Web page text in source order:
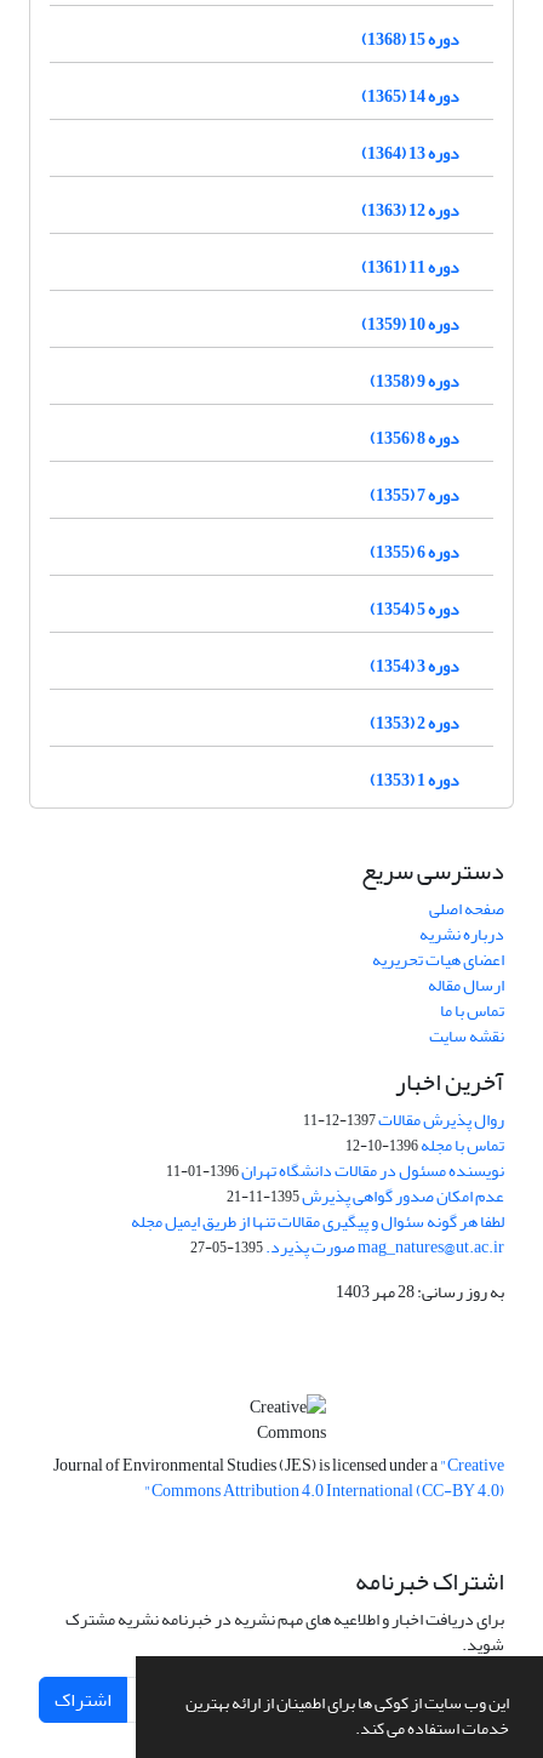
این وب سایت از کوکی ها برای اطمینان از ارائه بهترین
خدمات استفاده می کند.
دوره 15 (1368)
دوره 14 (1365)
دوره 13 (1364)
دوره 12 (1363)
دوره 11 (1361)
دوره 10 (1359)
دوره 9 (1358)
دوره 8 (1356)
دوره 7 (1355)
دوره 6 (1355)
دوره 5 (1354)
دوره 3 (1354)
دوره 2 (1353)
دوره 1 (1353)
دسترسی سریع
صفحه اصلی
درباره نشریه
اعضای هیات تحریریه
ارسال مقاله
تماس با ما
نقشه سایت
آخرین اخبار
روال پذیرش مقالات1397-12-11
تماس با مجله1396-10-12
نویسنده مسئول در مقالات دانشگاه تهران1396-01-11
عدم امکان صدور گواهی پذیرش1395-11-21
لطفا هر گونه سئوال و پیگیری مقالات تنها از طریق ایمیل مجله
mag_natures@ut.ac.ir صورت پذیرد. 1395-05-27
به روز رسانی: 28 مهر 1403
Journal of Environmental Studies (JES) is licensed under a"Creative
Commons Attribution 4.0 International (CC-BY 4.0)"
اشتراک خبرنامه
برای دریافت اخبار و اطلاعیه های مهم نشریه در خبرنامه نشریه مشترک
شوید.
اشتراک